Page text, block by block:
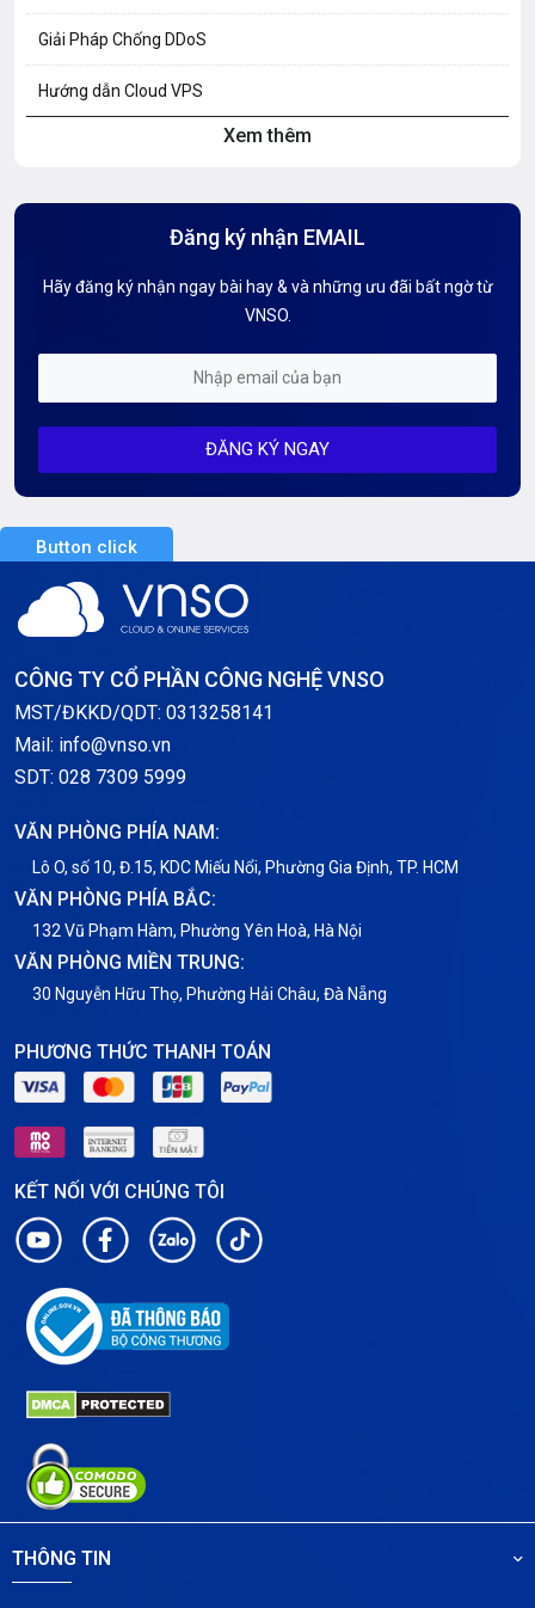
Giải Pháp Chống DDoS
Hướng dẫn Cloud VPS
Hướng dẫn Tên miền
Kiến thức AI
Mỗi tuần 01 Server
Server Dedicated (Máy chủ riêng)
Server GPU
Server Windows
Thông báo
Thông tin chung
Tin tức
Xem thêm
Đăng ký nhận EMAIL
Hãy đăng ký nhận ngay bài hay & và những ưu đãi bất ngờ từ
VNSO.
ĐĂNG KÝ NGAY
Button click
CÔNG TY CỔ PHẦN CÔNG NGHỆ VNSO
MST/ĐKKD/QDT: 0313258141
Mail: info@vnso.vn
SDT: 028 7309 5999
VĂN PHÒNG PHÍA NAM:
Lô O, số 10, Đ.15, KDC Miếu Nổi, Phường Gia Định, TP. HCM
VĂN PHÒNG PHÍA BẮC:
132 Vũ Phạm Hàm, Phường Yên Hoà, Hà Nội
VĂN PHÒNG MIỀN TRUNG:
30 Nguyễn Hữu Thọ, Phường Hải Châu, Đà Nẵng
PHƯƠNG THỨC THANH TOÁN
KẾT NỐI VỚI CHÚNG TÔI
THÔNG TIN